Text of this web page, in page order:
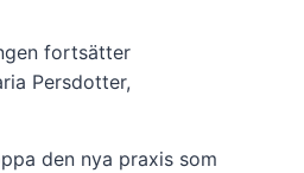
fortsätter
Persdotter,
den nya praxis som